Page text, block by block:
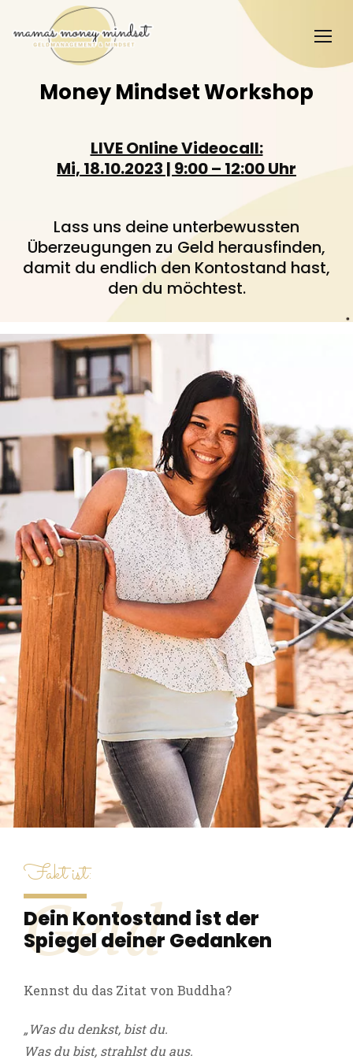
Money Mindset Workshop
LIVE Online Videocall:
Mi, 18.10.2023 | 9:00 – 12:00 Uhr
Lass uns deine unterbewussten
Überzeugungen zu Geld herausfinden,
damit du endlich den Kontostand hast,
den du möchtest.
Geld
Fakt ist:
Dein Kontostand ist der
Spiegel deiner Gedanken
Kennst du das Zitat von Buddha?
„Was du denkst, bist du.
Was du bist, strahlst du aus.